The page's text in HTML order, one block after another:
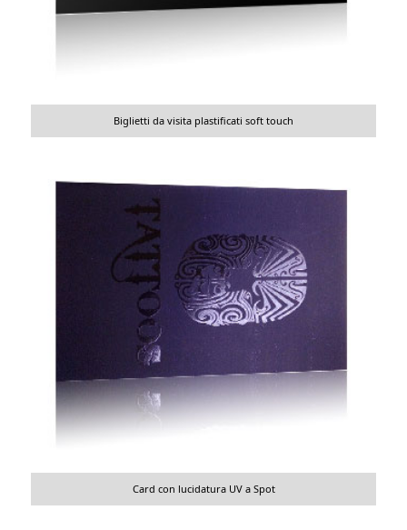
Biglietti da visita plastificati soft touch
Card con lucidatura UV a Spot